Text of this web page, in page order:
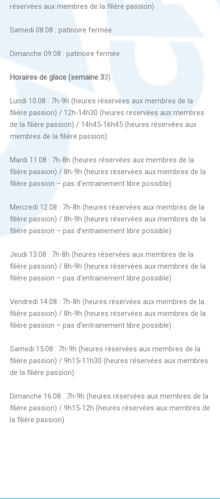
réservées aux membres de la filière passion)
Samedi 08.08 : patinoire fermée
Dimanche 09.08 : patinoire fermée
Horaires de glace (semaine 33)
Lundi 10.08 : 7h-9h (heures réservées aux membres de la
filière passion) / 12h-14h30 (heures réservées aux membres
de la filière passion) / 14h45-16h45 (heures réservées aux
membres de la filière passion)
Mardi 11.08 : 7h-8h (heures réservées aux membres de la
filière passion) / 8h-9h (heures réservées aux membres de la
filière passion – pas d’entrainement libre possible)
Mercredi 12.08 : 7h-8h (heures réservées aux membres de la
filière passion) / 8h-9h (heures réservées aux membres de la
filière passion – pas d’entrainement libre possible)
Jeudi 13.08 : 7h-8h (heures réservées aux membres de la
filière passion) / 8h-9h (heures réservées aux membres de la
filière passion – pas d’entrainement libre possible)
Vendredi 14.08 : 7h-8h (heures réservées aux membres de la
filière passion) / 8h-9h (heures réservées aux membres de la
filière passion – pas d’entrainement libre possible)
Samedi 15.08 : 7h-9h (heures réservées aux membres de la
filière passion) / 9h15-11h30 (heures réservées aux membres
de la filière passion)
Dimanche 16.08 : 7h-9h (heures réservées aux membres de la
filière passion) / 9h15-12h (heures réservées aux membres de
la filière passion)